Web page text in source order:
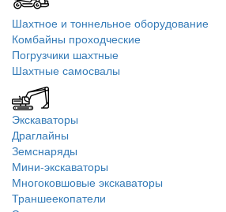
Шахтное и тоннельное оборудование
Комбайны проходческие
Погрузчики шахтные
Шахтные самосвалы
Экскаваторы
Драглайны
Земснаряды
Мини-экскаваторы
Многоковшовые экскаваторы
Траншеекопатели